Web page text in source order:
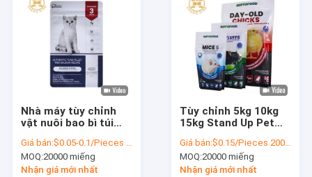
Nhà máy tùy chỉnh
vật nuôi bao bì túi
mèo túi thức ăn vật
nuôi túi đáy phẳng
5kg 10kg 15kg 20kg
Giá bán:$0.05-0.1/Pieces 20000-199999 Pieces
MOQ:20000 miếng
Nhận giá mới nhất
Tùy chỉnh 5kg 10kg
15kg Stand Up Pet
ăn vật nuôi bằng
nhựa với Zipper
Giá bán:$0.15/Pieces 20000-199999 Pieces
MOQ:20000 miếng
Nhận giá mới nhất